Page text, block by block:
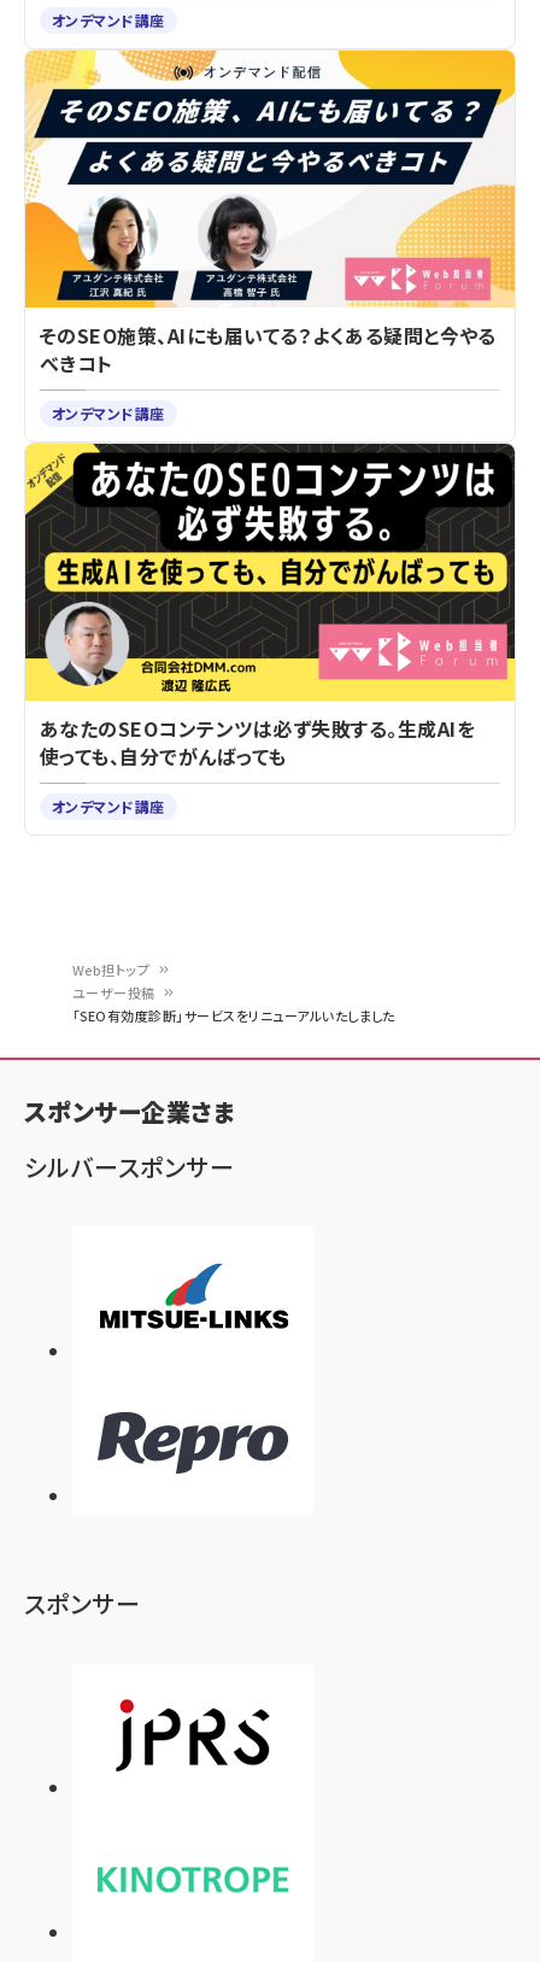
ン
く
ず
Web担トップ
ユーザー投稿
「SEO有効度診断」サービスをリニューアルいたしました
オンデマンド講座
そのSEO施策、AIにも届いてる？よくある疑問と今やる
べきコト
オンデマンド講座
あなたのSEOコンテンツは必ず失敗する。生成AIを
使っても、自分でがんばっても
オンデマンド講座
スポンサー企業さま
シルバースポンサー
スポンサー